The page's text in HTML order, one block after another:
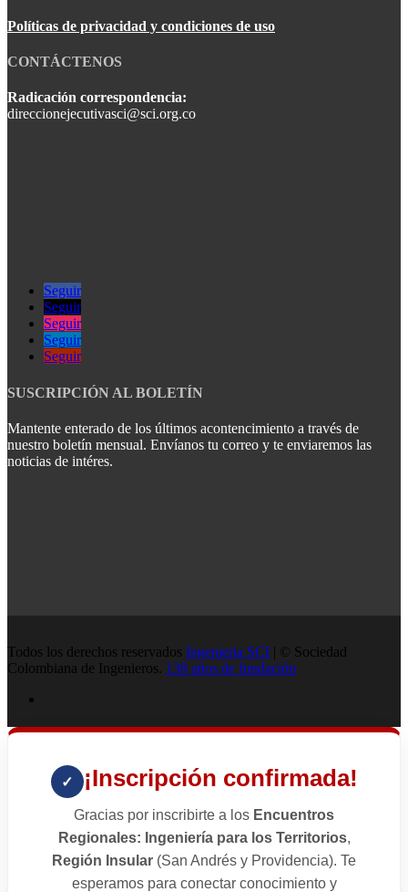
Políticas de privacidad y condiciones de uso
CONTÁCTENOS
Radicación correspondencia:
direccionejecutivasci@sci.org.co
Seguir
Seguir
Seguir
Seguir
Seguir
SUSCRIPCIÓN AL BOLETÍN
Mantente enterado de los últimos acontencimiento a través de
nuestro boletín mensual. Envíanos tu correo y te enviaremos las
noticias de intéres.
Todos los derechos reservados Ingenieria SCI | © Sociedad
Colombiana de Ingenieros. 138 años de fundación
✓ ¡Inscripción confirmada!
Gracias por inscribirte a los Encuentros
Regionales: Ingeniería para los Territorios,
Región Insular (San Andrés y Providencia). Te
esperamos para conectar conocimiento y